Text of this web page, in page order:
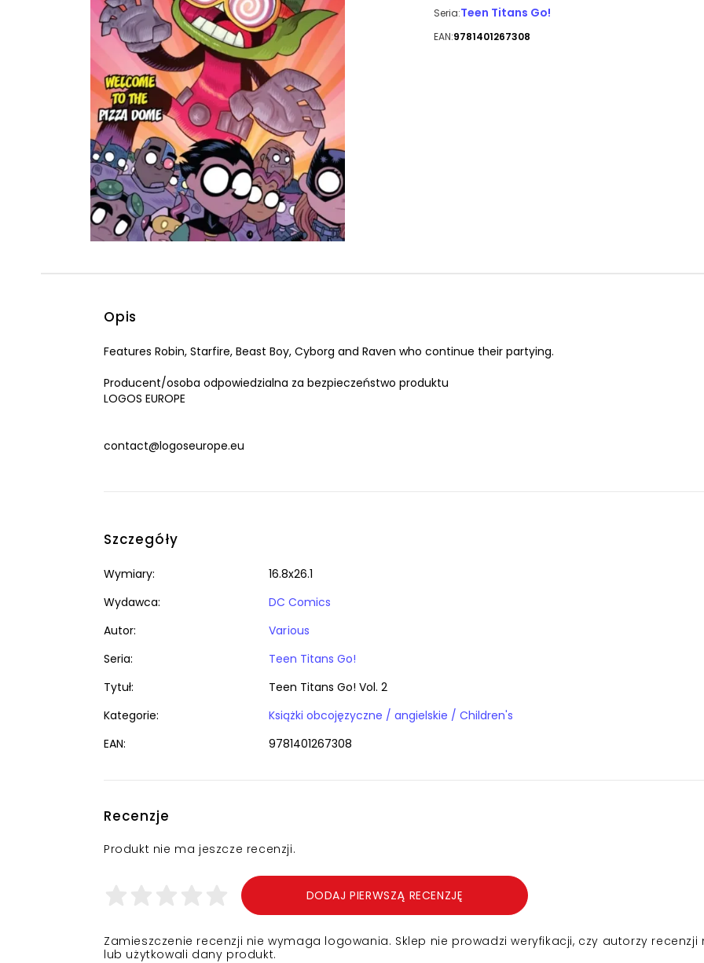
Seria:Teen Titans Go!
EAN:9781401267308
Opis
Features Robin, Starfire, Beast Boy, Cyborg and Raven who continue their partying.
Producent/osoba odpowiedzialna za bezpieczeństwo produktu
LOGOS EUROPE
contact@logoseurope.eu
Szczegóły
Wymiary:
16.8x26.1
Wydawca:
DC Comics
Autor:
Various
Seria:
Teen Titans Go!
Tytuł:
Teen Titans Go! Vol. 2
Kategorie:
Książki obcojęzyczne / angielskie / Children's
EAN:
9781401267308
Recenzje
Produkt nie ma jeszcze recenzji.
DODAJ PIERWSZĄ RECENZJĘ
Zamieszczenie recenzji nie wymaga logowania. Sklep nie prowadzi weryfikacji, czy autorzy recenzji
lub użytkowali dany produkt.
Powiększony kursor
Pomoc w czytaniu
Podkreślenie linków